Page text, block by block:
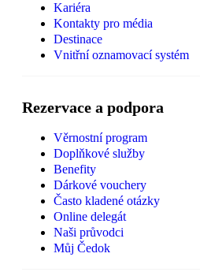
Kariéra
Kontakty pro média
Destinace
Vnitřní oznamovací systém
Rezervace a podpora
Věrnostní program
Doplňkové služby
Benefity
Dárkové vouchery
Často kladené otázky
Online delegát
Naši průvodci
Můj Čedok